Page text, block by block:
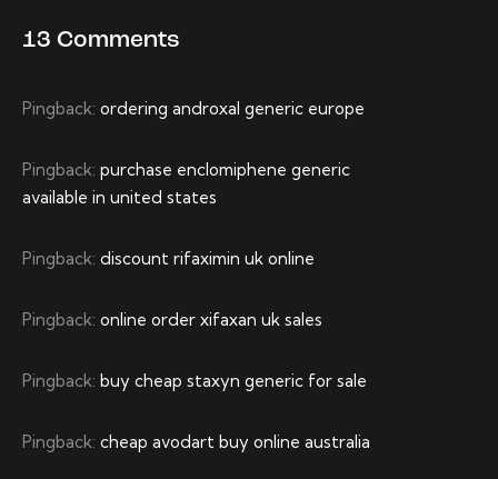
13 Comments
Pingback: ordering androxal generic europe
Pingback: purchase enclomiphene generic
available in united states
Pingback: discount rifaximin uk online
Pingback: online order xifaxan uk sales
Pingback: buy cheap staxyn generic for sale
Pingback: cheap avodart buy online australia